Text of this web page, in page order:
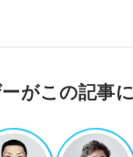
あることを伝え
トリーした全企
がこの記事